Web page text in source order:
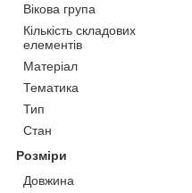
Вікова група
Кількість складових
елементів
Матеріал
Тематика
Тип
Стан
Розміри
Довжина